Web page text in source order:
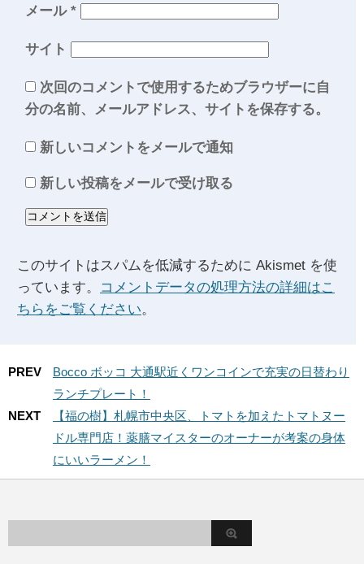
メール *
サイト
次回のコメントで使用するためブラウザーに自
分の名前、メールアドレス、サイトを保存する。
新しいコメントをメールで通知
新しい投稿をメールで受け取る
このサイトはスパムを低減するために Akismet を使
っています。
コメントデータの処理方法の詳細はこ
ちらをご覧ください。
PREV
Bocco ボッコ 大通駅近くワンコインで充実の日替わり
ランチプレート！
NEXT
【福の樹】札幌市中央区、トマトを加えたトマトヌー
ドル専門店！薬膳マイスターのオーナーが考案の身体
にいいラーメン！